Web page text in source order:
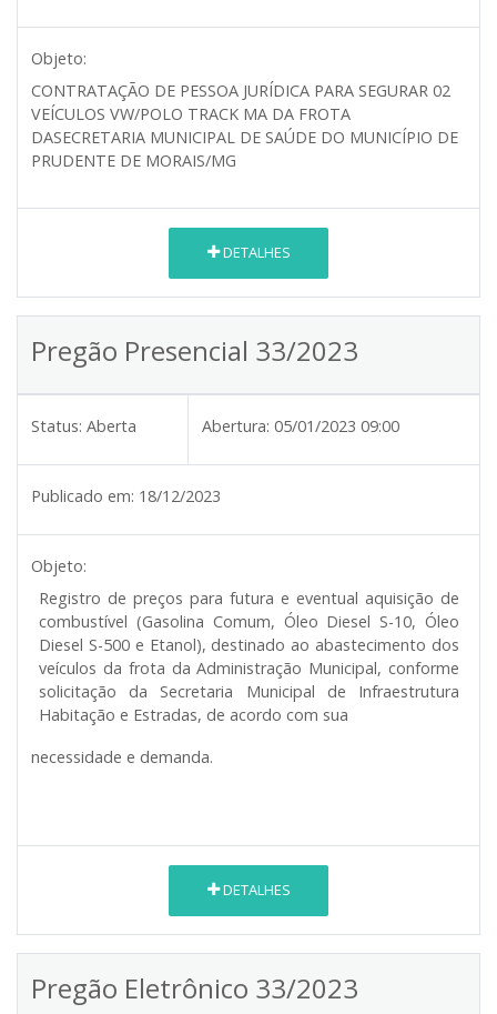
Objeto:
CONTRATAÇÃO DE PESSOA JURÍDICA PARA SEGURAR 02
VEÍCULOS VW/POLO TRACK MA DA FROTA
DASECRETARIA MUNICIPAL DE SAÚDE DO MUNICÍPIO DE
PRUDENTE DE MORAIS/MG
DETALHES
Pregão Presencial 33/2023
Status: Aberta Abertura: 05/01/2023 09:00
Publicado em: 18/12/2023
Objeto:
Registro de preços para futura e eventual aquisição de
combustível (Gasolina Comum, Óleo Diesel S-10, Óleo
Diesel S-500 e Etanol), destinado ao abastecimento dos
veículos da frota da Administração Municipal, conforme
solicitação da Secretaria Municipal de Infraestrutura
Habitação e Estradas, de acordo com sua
necessidade e demanda.
DETALHES
Pregão Eletrônico 33/2023